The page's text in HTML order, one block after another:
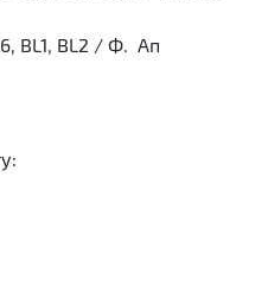
BL1, BL2 / Ф. Ап